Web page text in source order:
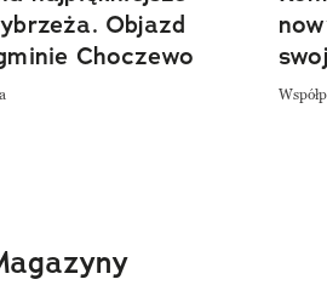
Objazd
Choczewo